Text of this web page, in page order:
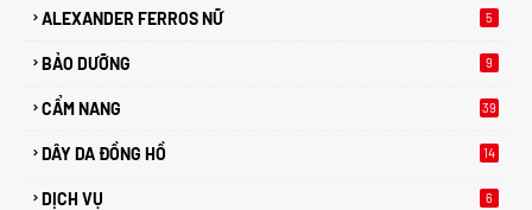
ALEXANDER FERROS NỮ 5
BẢO DƯỠNG 9
CẨM NANG 39
DÂY DA ĐỒNG HỒ 14
DỊCH VỤ 6